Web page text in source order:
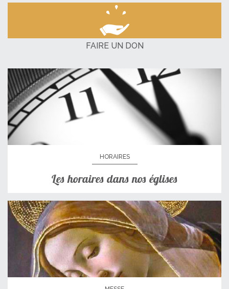
FAIRE UN DON
HORAIRES
Les horaires dans nos églises